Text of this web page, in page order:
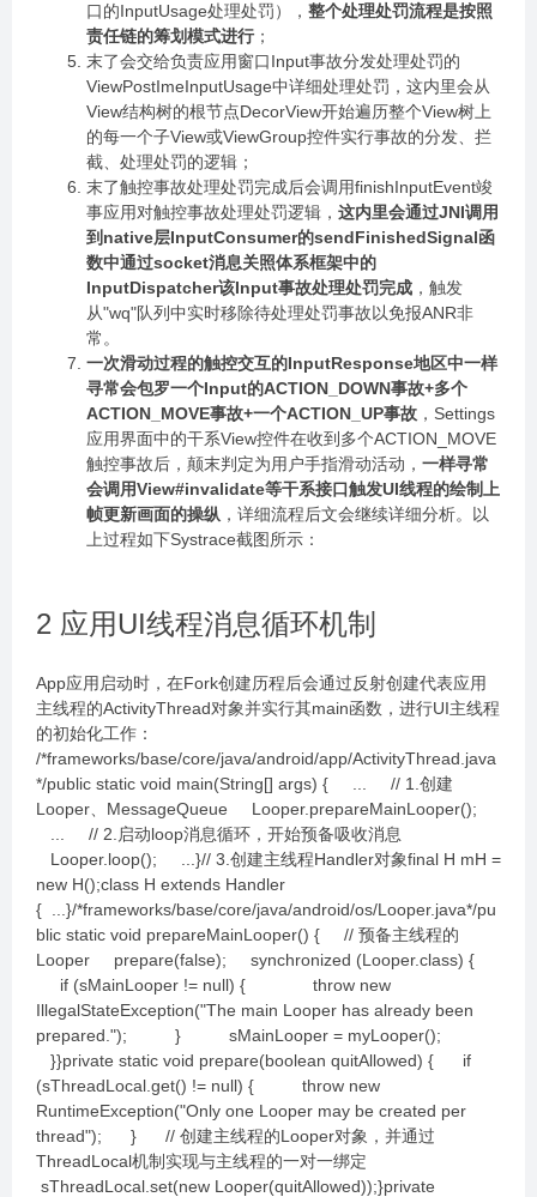
口的InputUsage处理处罚）， 整个处理处罚流程是按照
责任链的筹划模式进行；
末了会交给负责应用窗口Input事故分发处理处罚的
ViewPostImeInputUsage中详细处理处罚，这内里会从
View结构树的根节点DecorView开始遍历整个View树上
的每一个子View或ViewGroup控件实行事故的分发、拦
截、处理处罚的逻辑；
末了触控事故处理处罚完成后会调用finishInputEvent竣
事应用对触控事故处理处罚逻辑， 这内里会通过JNI调用
到native层InputConsumer的sendFinishedSignal函
数中通过socket消息关照体系框架中的
InputDispatcher该Input事故处理处罚完成 ，触发
从"wq"队列中实时移除待处理处罚事故以免报ANR非
常。
一次滑动过程的触控交互的InputResponse地区中一样
寻常会包罗一个Input的ACTION_DOWN事故+多个
ACTION_MOVE事故+一个ACTION_UP事故 ，Settings
应用界面中的干系View控件在收到多个ACTION_MOVE
触控事故后，颠末判定为用户手指滑动活动， 一样寻常
会调用View#invalidate等干系接口触发UI线程的绘制上
帧更新画面的操纵 ，详细流程后文会继续详细分析。以
上过程如下Systrace截图所示：
2 应用UI线程消息循环机制
App应用启动时，在Fork创建历程后会通过反射创建代表应用
主线程的ActivityThread对象并实行其main函数，进行UI主线程
的初始化工作：
/*frameworks/base/core/java/android/app/ActivityThread.java
*/public static void main(String[] args) { ... // 1.创建
Looper、MessageQueue Looper.prepareMainLooper();
... // 2.启动loop消息循环，开始预备吸收消息
Looper.loop(); ...}// 3.创建主线程Handler对象final H mH =
new H();class H extends Handler
{ ...}/*frameworks/base/core/java/android/os/Looper.java*/pu
blic static void prepareMainLooper() { // 预备主线程的
Looper prepare(false); synchronized (Looper.class) {
if (sMainLooper != null) { throw new
IllegalStateException("The main Looper has already been
prepared."); } sMainLooper = myLooper();
}}private static void prepare(boolean quitAllowed) { if
(sThreadLocal.get() != null) { throw new
RuntimeException("Only one Looper may be created per
thread"); } // 创建主线程的Looper对象，并通过
ThreadLocal机制实现与主线程的一对一绑定
sThreadLocal.set(new Looper(quitAllowed));}private